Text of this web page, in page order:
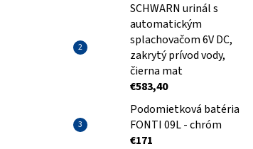
SCHWARN urinál s
automatickým
splachovačom 6V DC,
zakrytý prívod vody,
čierna mat
€583,40
Podomietková batéria
FONTI 09L - chróm
€171